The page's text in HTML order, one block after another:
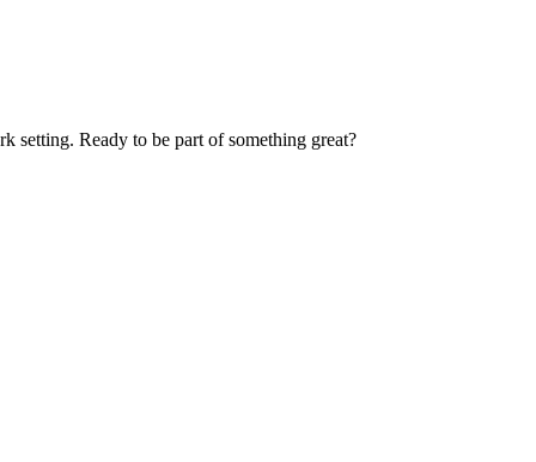
setting. Ready to be part of something great?